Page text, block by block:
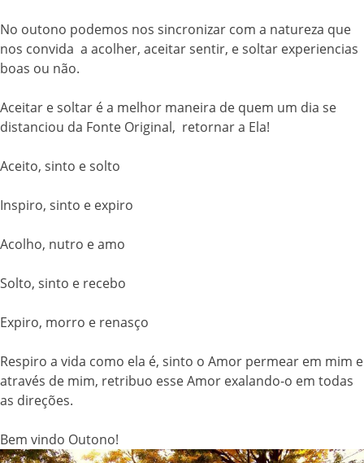
No outono podemos nos sincronizar com a natureza que
nos convida a acolher, aceitar sentir, e soltar experiencias
boas ou não.
Aceitar e soltar é a melhor maneira de quem um dia se
distanciou da Fonte Original, retornar a Ela!
Aceito, sinto e solto
Inspiro, sinto e expiro
Acolho, nutro e amo
Solto, sinto e recebo
Expiro, morro e renasço
Respiro a vida como ela é, sinto o Amor permear em mim e
através de mim, retribuo esse Amor exalando-o em todas
as direções.
Bem vindo Outono!